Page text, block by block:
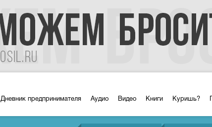
Дневник предпринимателя Аудио Видео Книги Куришь?